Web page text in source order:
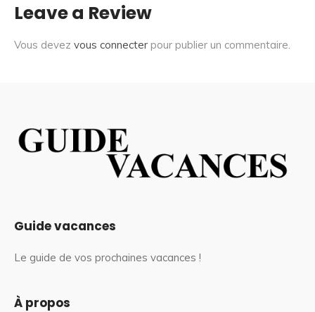
Leave a Review
Vous devez vous connecter pour publier un commentaire.
Guide vacances
Le guide de vos prochaines vacances !
À propos